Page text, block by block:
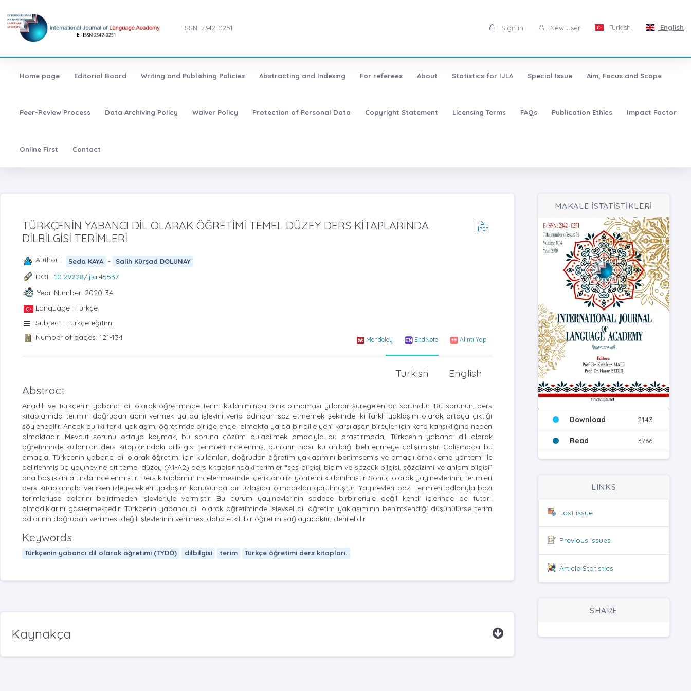
ISSN: 2342-0251 Sign in New User Turkish English
Home page Editorial Board Writing and Publishing Policies Abstracting and Indexing For referees About Statistics for IJLA Special Issue Aim, Focus and Scope
Peer-Review Process Data Archiving Policy Waiver Policy Protection of Personal Data Copyright Statement Licensing Terms FAQs Publication Ethics Impact Factor
Online First Contact
TÜRKÇENİN YABANCI DİL OLARAK ÖĞRETİMİ TEMEL DÜZEY DERS KİTAPLARINDA
DİLBİLGİSİ TERİMLERİ
Author : Seda KAYA - Salih Kürşad DOLUNAY
DOI : 10.29228/ijla.45537
Year-Number: 2020-34
Language : Türkçe
Subject : Türkçe eğitimi
Number of pages: 121-134
Mendeley EndNote Alıntı Yap
English
Turkish
Abstract
Anadili ve Türkçenin yabancı dil olarak öğretiminde terim kullanımında birlik olmaması yıllardır süregelen bir sorundur. Bu sorunun, ders
kitaplarında terimin doğrudan adını vermek ya da işlevini verip adından söz etmemek şeklinde iki farklı yaklaşım olarak ortaya çıktığı
söylenebilir. Ancak bu iki farklı yaklaşım, öğretimde birliğe engel olmakta ya da bir dille yeni karşılaşan bireyler için kafa karışıklığına neden
olmaktadır. Mevcut sorunu ortaya koymak, bu soruna çözüm bulabilmek amacıyla bu araştırmada, Türkçenin yabancı dil olarak
öğretiminde kullanılan ders kitaplarındaki dilbilgisi terimleri incelenmiş, bunların nasıl kullanıldığı belirlenmeye çalışılmıştır. Çalışmada bu
amaçla; Türkçenin yabancı dil olarak öğretimi için kullanılan, doğrudan öğretim yaklaşımını benimsemiş ve amaçlı örnekleme yöntemi ile
belirlenmiş üç yayınevine ait temel düzey (A1-A2) ders kitaplarındaki terimler “ses bilgisi, biçim ve sözcük bilgisi, sözdizimi ve anlam bilgisi”
ana başlıkları altında incelenmiştir. Ders kitaplarının incelenmesinde içerik analizi yöntemi kullanılmıştır. Sonuç olarak yayınevlerinin, terimleri
ders kitaplarında verirken izleyecekleri yaklaşım konusunda bir uzlaşıda olmadıkları görülmüştür. Yayınevleri bazı terimleri adlarıyla bazı
terimleriyse adlarını belirtmeden işlevleriyle vermiştir. Bu durum yayınevlerinin sadece birbirleriyle değil kendi içlerinde de tutarlı
olmadıklarını göstermektedir. Türkçenin yabancı dil olarak öğretiminde işlevsel dil öğretim yaklaşımının benimsendiği düşünülürse terim
adlarının doğrudan verilmesi değil işlevlerinin verilmesi daha etkili bir öğretim sağlayacaktır, denilebilir.
Keywords
Türkçenin yabancı dil olarak öğretimi (TYDÖ) dilbilgisi terim Türkçe öğretimi ders kitapları.
Kaynakça
MAKALE İSTATİSTİKLERİ
Download 2143
Read 3766
LINKS
Last issue
Previous issues
Article Statistics
SHARE